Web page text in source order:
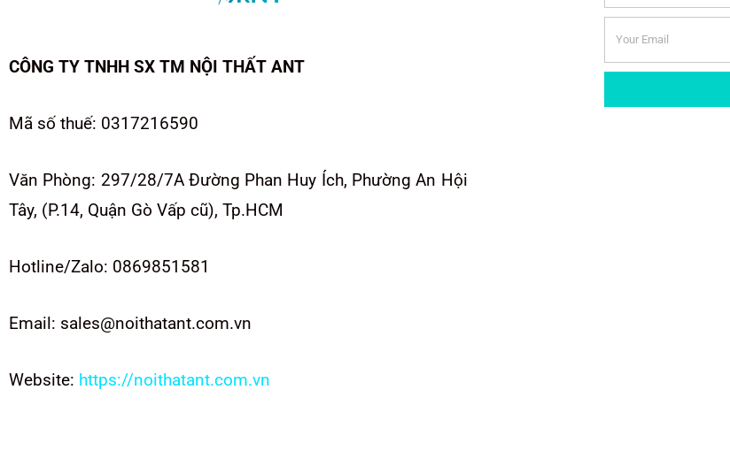
CÔNG TY TNHH SX TM NỘI THẤT ANT
Mã số thuế: 0317216590
Văn Phòng: 297/28/7A Đường Phan Huy Ích, Phường An Hội
Tây, (P.14, Quận Gò Vấp cũ), Tp.HCM
Hotline/Zalo: 0869851581
Email: sales@noithatant.com.vn
Website: https://noithatant.com.vn